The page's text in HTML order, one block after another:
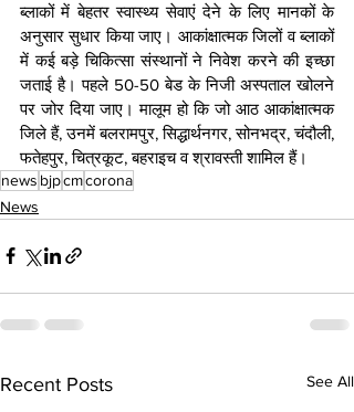
ब्लाकों में बेहतर स्वास्थ्य सेवाएं देने के लिए मानकों के
अनुसार सुधार किया जाए। आकांक्षात्मक जिलों व ब्लाकों
में कई बड़े चिकित्सा संस्थानों ने निवेश करने की इच्छा
जताई है। पहले 50-50 बेड के निजी अस्पताल खोलने
पर जोर दिया जाए। मालूम हो कि जो आठ आकांक्षात्मक
जिले हैं, उनमें बलरामपुर, सिद्धार्थनगर, सोनभद्र, चंदौली,
फतेहपुर, चित्रकूट, बहराइच व श्रावस्ती शामिल हैं।
news bjpcmcorona
News
Recent Posts See All